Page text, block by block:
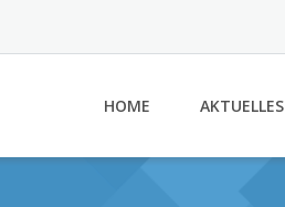
HOME AKTUELLES